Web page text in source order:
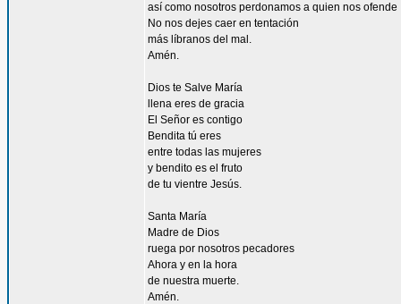
así como nosotros perdonamos a quien nos ofende
No nos dejes caer en tentación
más líbranos del mal.
Amén.
Dios te Salve María
llena eres de gracia
El Señor es contigo
Bendita tú eres
entre todas las mujeres
y bendito es el fruto
de tu vientre Jesús.
Santa María
Madre de Dios
ruega por nosotros pecadores
Ahora y en la hora
de nuestra muerte.
Amén.